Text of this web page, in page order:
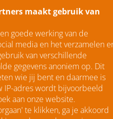
maakt gebruik van
goede werking van de
media en het verzamelen
van verschillende
gegevens anoniem op. Dit
wie jij bent en daarmee is
IP-adres wordt bijvoorbeeld
aan onze website.
te klikken, ga je akkoord